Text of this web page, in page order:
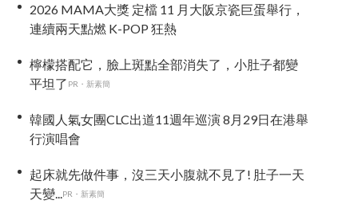
2026 MAMA大獎 定檔 11 月大阪京瓷巨蛋舉行，
連續兩天點燃 K-POP 狂熱
檸檬搭配它，臉上斑點全部消失了，小肚子都變
平坦了 PR・新素簡
韓國人氣女團CLC出道11週年巡演 8月29日在港舉
行演唱會
起床就先做件事，沒三天小腹就不見了! 肚子一天
天變...PR・新素簡